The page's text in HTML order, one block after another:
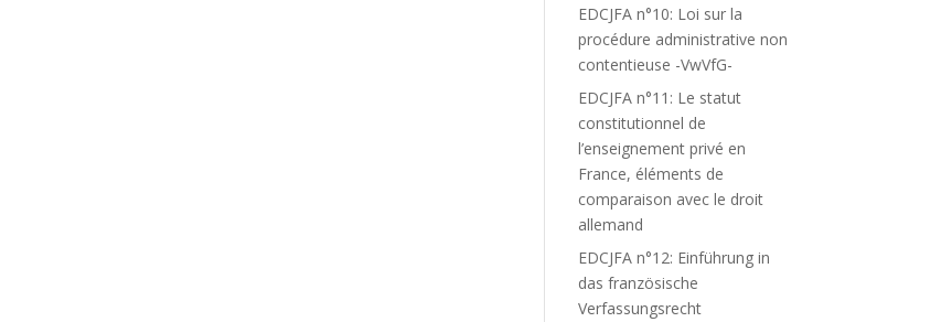
EDCJFA n°10: Loi sur la
procédure administrative non
contentieuse -VwVfG-
EDCJFA n°11: Le statut
constitutionnel de
l’enseignement privé en
France, éléments de
comparaison avec le droit
allemand
EDCJFA n°12: Einführung in
das französische
Verfassungsrecht